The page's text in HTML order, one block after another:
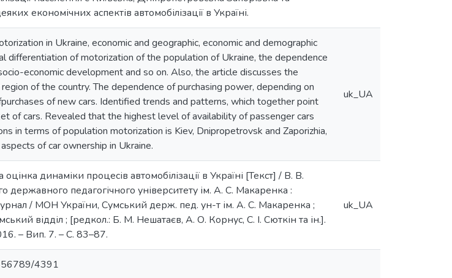
економічних аспектів автомобілізації в Україні.
in Ukraine, economic and geographic, economic and demographic
differentiation of motorization of the population of Ukraine, the dependence
economic development and so on. Also, the article discusses the
of the country. The dependence of purchasing power, depending on
of new cars. Identified trends and patterns, which together point
of cars. Revealed that the highest level of availability of passenger cars
in terms of population motorization is Kiev, Dnipropetrovsk and Zaporizhia,
of car ownership in Ukraine.
uk_UA
динаміки процесів автомобілізації в Україні [Текст] / В. В.
педагогічного університету ім. А. С. Макаренка :
/ МОН України, Сумський держ. пед. ун-т ім. А. С. Макаренка ;
відділ ; [редкол.: Б. М. Нешатаєв, А. О. Корнус, С. І. Сюткін та ін.].
– Вип. 7. – С. 83–87.
uk_UA
4391